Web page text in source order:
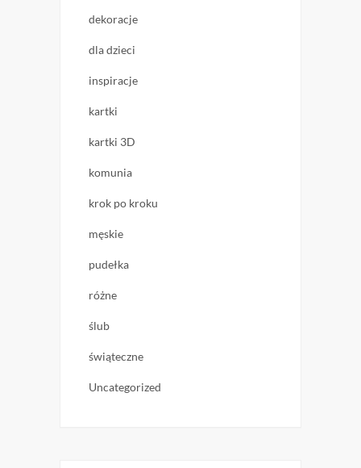
dekoracje
dla dzieci
inspiracje
kartki
kartki 3D
komunia
krok po kroku
męskie
pudełka
różne
ślub
świąteczne
Uncategorized